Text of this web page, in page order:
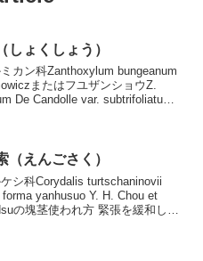
しょくしょう）
カン科Zanthoxylum bungeanum
またはフユザンショウZ.
De Candolle var. subtrifoliatum
（えんごさく）
シ科Corydalis turtschaninovii
forma yanhusuo Y. H. Chou et
の塊茎使われ方 緊張を緩和し痛